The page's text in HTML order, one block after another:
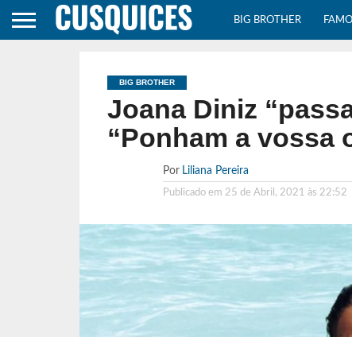
BIG BROTHER
BIG BROTHER
Joana Diniz
“Ponham a vossa
Por Liliana Pereira
Publicado em 25 de Abril, 2021 às 22:52